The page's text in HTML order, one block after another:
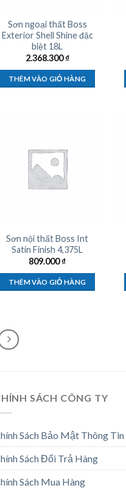
Sơn ngoại thất Boss
Exterior Shell Shine đặc
biệt 18L
2.368.300₫
THÊM VÀO GIỎ HÀNG
Sơn nội thất Boss Int
Satin Finish 4,375L
809.000₫
THÊM VÀO GIỎ HÀNG
SÁCH CÔNG TY
Sách Bảo Mật Thông Tin
Sách Đổi Trả Hàng
Sách Mua Hàng